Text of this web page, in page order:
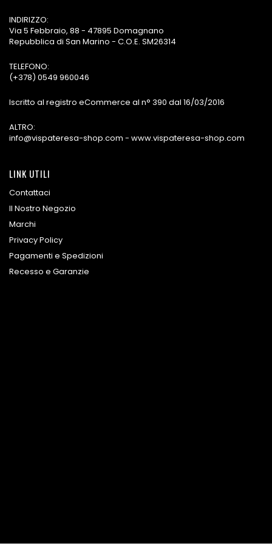
INDIRIZZO:
Via 5 Febbraio, 88 - 47895 Domagnano
Repubblica di San Marino - C.O.E. SM26314
TELEFONO:
(+378) 0549 960046
Iscritto al registro eCommerce al n° 390 dal 16/03/2016
ALTRO:
info@vispateresa-shop.com - www.vispateresa-shop.com
LINK UTILI
Contattaci
Il Nostro Negozio
Marchi
Privacy Policy
Pagamenti e Spedizioni
Recesso e Garanzie